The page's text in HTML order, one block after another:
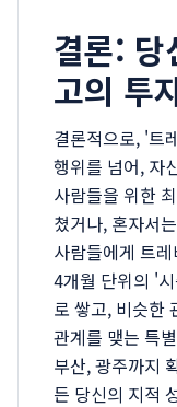
결론: 당
고의 투
결론적으로, '트
행위를 넘어, 자
사람들을 위한
쳤거나, 혼자서
사람들에게 트
4개월 단위의 '
로 쌓고, 비슷한
관계를 맺는 특
부산, 광주까지
든 당신의 지적